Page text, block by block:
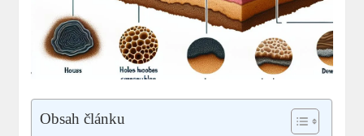
Obsah článku